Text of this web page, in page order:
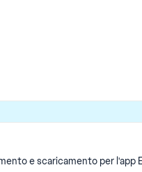
e scaricamento per l'app